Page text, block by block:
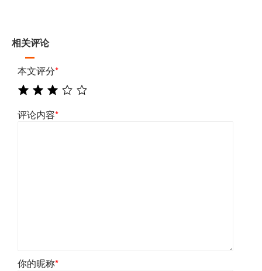
相关评论
本文评分*
评论内容*
你的昵称*